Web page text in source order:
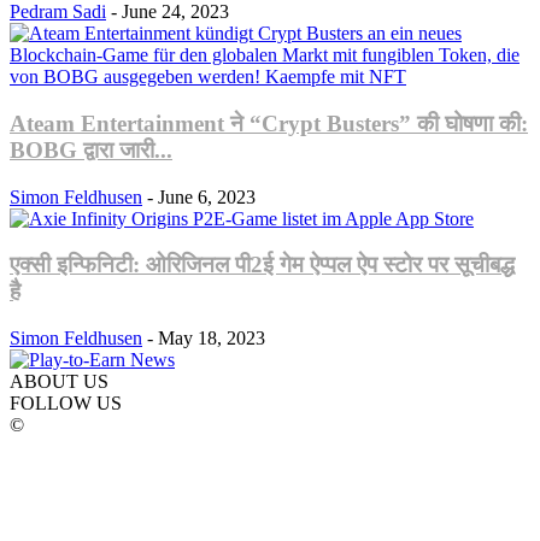
Pedram Sadi - June 24, 2023
Ateam Entertainment ने “Crypt Busters” की घोषणा की:
BOBG द्वारा जारी...
Simon Feldhusen - June 6, 2023
एक्सी इन्फिनिटी: ओरिजिनल पी2ई गेम ऐप्पल ऐप स्टोर पर सूचीबद्ध
है
Simon Feldhusen - May 18, 2023
ABOUT US
FOLLOW US
©